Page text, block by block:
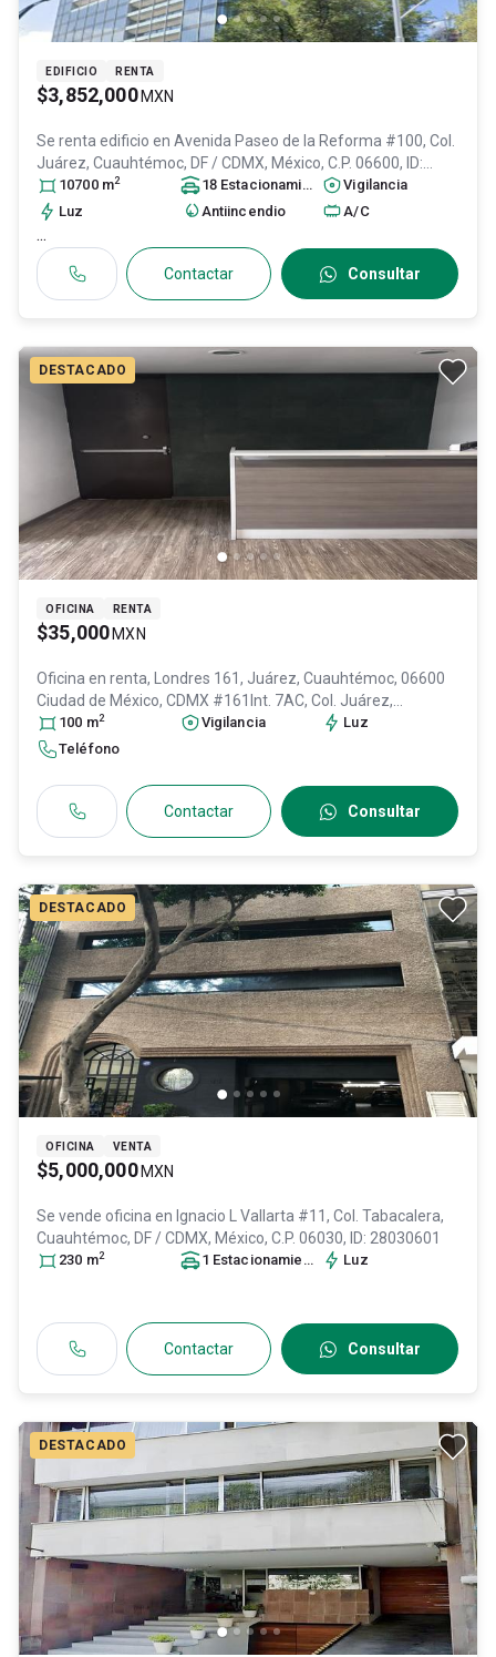
EDIFICIO RENTA
$3,852,000 MXN
Se renta edificio en Avenida Paseo de la Reforma #100, Col.
Juárez, Cuauhtémoc, DF / CDMX, México, C.P. 06600, ID:
31060746
10700 m2 18 Estacionamiento s Vigilancia
Luz
Antiincendio A/C
...
Contactar Consultar
DESTACADO
OFICINA RENTA
$35,000 MXN
Oficina en renta,
Londres 161, Juárez, Cuauhtémoc, 06600
Ciudad de México, CDMX #161Int. 7AC, Col. Juárez,
Cuauhtémoc
, DF / CDMX, México, C.P. 06600 , ID:
100 m2 Vigilancia
Luz
Teléfono
Contactar Consultar
DESTACADO
OFICINA VENTA
$5,000,000 MXN
Se vende oficina en Ignacio L Vallarta #11, Col. Tabacalera,
Cuauhtémoc, DF / CDMX, México, C.P. 06030, ID: 28030601
230 m2 1 Estacionamiento Luz
Contactar Consultar
DESTACADO